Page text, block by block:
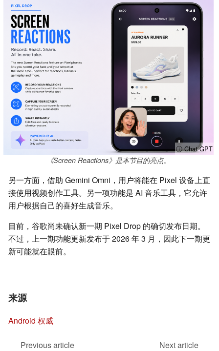
ⓘ Chat GPT
《Screen Reactions》是本节目的亮点。
另一方面，借助 Gemini Omni，用户将能在 Pixel 设备上直
接使用视频创作工具。另一项功能是 AI 音乐工具，它允许
用户根据自己的喜好生成音乐。
目前，谷歌尚未确认新一期 Pixel Drop 的确切发布日期。
不过，上一期功能更新发布于 2026 年 3 月，因此下一期更
新可能就在眼前。
来源
Android 权威
Previous article
Next article